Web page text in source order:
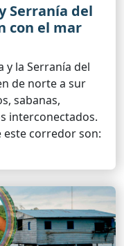
Serranía del
con el mar
y la Serranía del
de norte a sur
sabanas,
interconectados.
este corredor son: